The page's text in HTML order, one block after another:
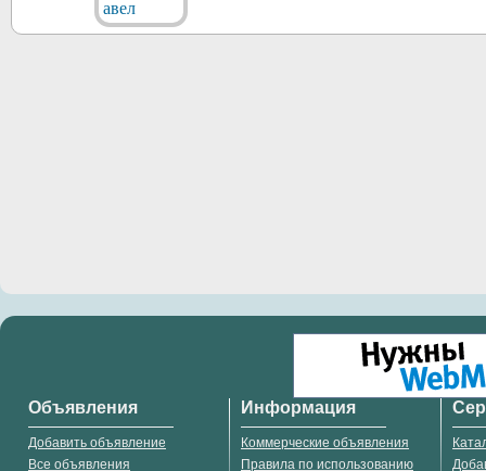
Объявления
Добавить объявление
Все объявления
Информация
Коммерческие объявления
Правила по использованию